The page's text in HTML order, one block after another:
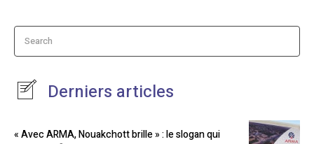
Search
Derniers articles
« Avec ARMA, Nouakchott brille » : le slogan qui